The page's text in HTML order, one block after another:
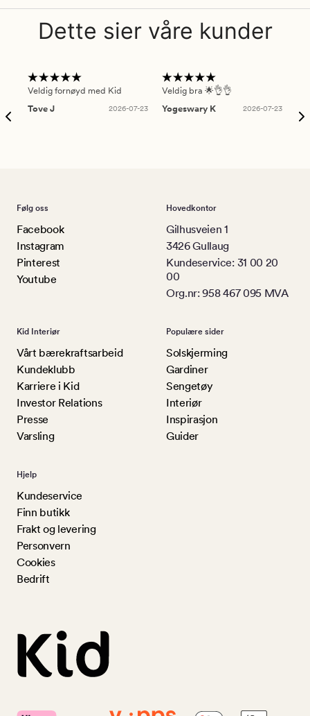
Dette sier våre kunder
Veldig fornøyd med Kid
Tove J
2026-07-23
Veldig bra 🌟👌👌
Yogeswary K
2026-07-23
Følg oss
Facebook
Instagram
Pinterest
Youtube
Hovedkontor
Gilhusveien 1
3426 Gullaug
Kundeservice: 31 00 20
00
Org.nr: 958 467 095 MVA
Kid Interiør
Vårt bærekraftsarbeid
Kundeklubb
Karriere i Kid
Investor Relations
Presse
Varsling
Populære sider
Solskjerming
Gardiner
Sengetøy
Interiør
Inspirasjon
Guider
Hjelp
Kundeservice
Finn butikk
Frakt og levering
Personvern
Cookies
Bedrift